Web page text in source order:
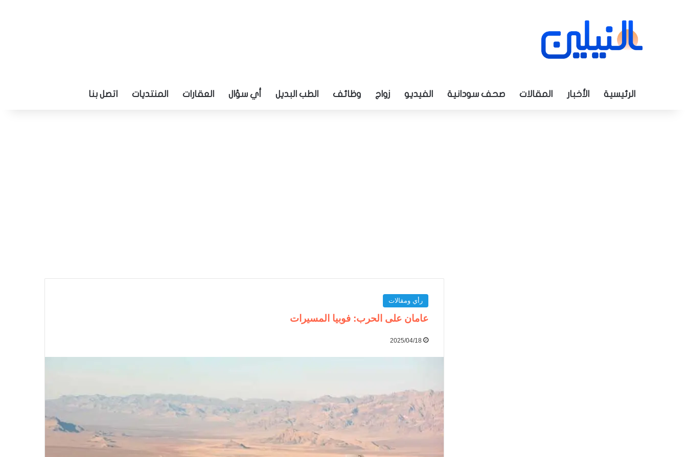
الرئيسية الأخبار المقالات صحف سودانية الفيديو زواج وظائف الطب البديل أي سؤال العقارات المنتديات اتصل بنا
رأي ومقالات
عامان على الحرب: فوبيا المسيرات
2025/04/18